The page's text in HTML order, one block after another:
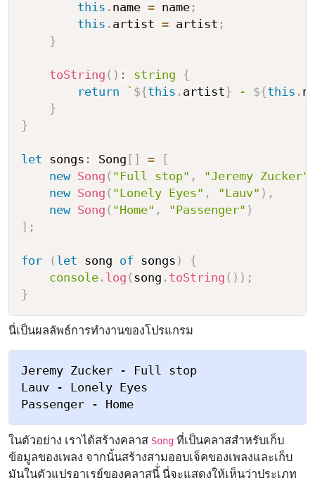
this . name = name;
this . artist = artist ;
}
toString ( ) : string
{
return
` ${ this . artist } - ${ this .
}
}
let songs : Song =
new Song ( "Full stop" , "Jeremy Zucker"
new Song ( "Lonely Eyes" , "Lauv" ) ,
new Song ( "Home" , "Passenger" )
;
for ( let song of songs )
{
console. log ( song . toString ( ) ) ;
}
นี่เป็นผลลัพธ์การทำงานของโปรแกรม
Jeremy Zucker - Full stop
Lauv - Lonely Eyes
Passenger - Home
ในตัวอย่าง เราได้สร้างคลาส Song ที่เป็นคลาสสำหรับเก็บ
ข้อมูลของเพลง จากนั้นสร้างสามออบเจ็คของเพลงและเก็บ
มันในตัวแปรอาเรย์ของคลาสนี้่ นี่จะแสดงให้เห็นว่าประเภท